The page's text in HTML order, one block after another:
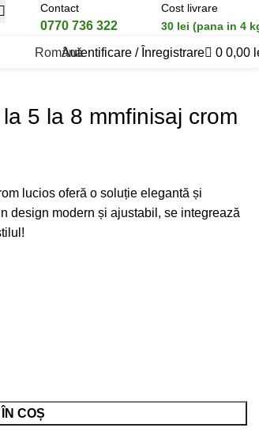
Contact
0770 736 322
Cost livrare
30 lei (pana in 4
RomânăAutentificare / Înregistrare 0 0,00
5 la 8 mmfinisaj crom
lucios oferă o soluție elegantă și
design modern și ajustabil, se integrează
COȘ